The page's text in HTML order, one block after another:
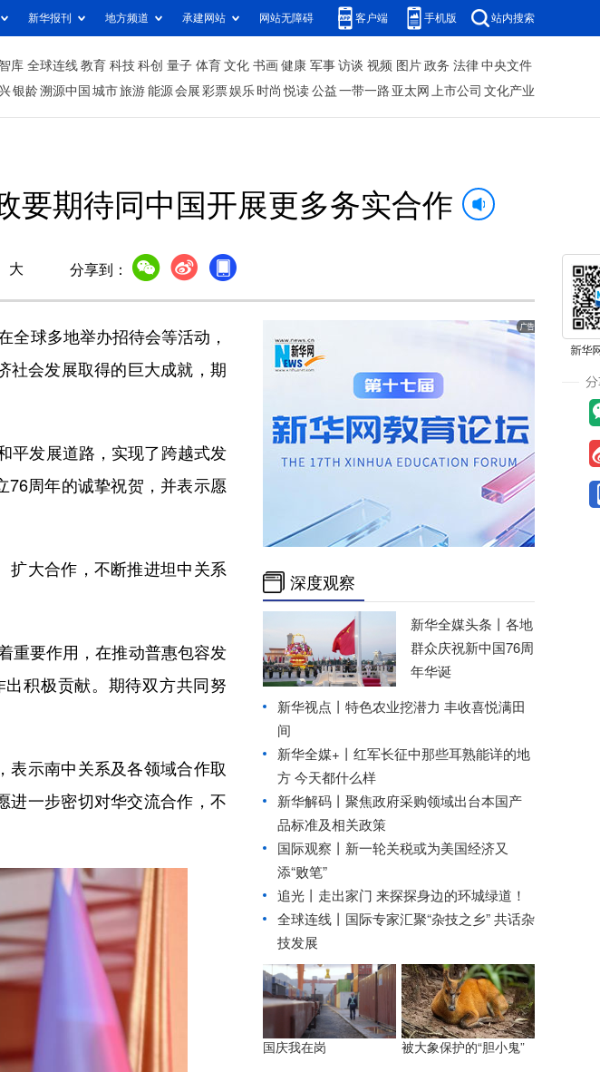
新华报刊 地方频道 承建网站 网站无障碍 客户端 手机版 站内搜索
库 全球连线 教育 科技 科创 量子 体育 文化 书画 健康 军事 访谈 视频 图片 政务 法律 中央文件
银龄溯源中国 城市旅游 能源 会展 彩票娱乐 时尚 悦读 公益 一带一路 亚太网 上市公司 文化产业
要期待同中国开展更多务实合作
大 分享到：
球多地举办招待会等活动，
社会发展取得的巨大成就，期
发展道路，实现了跨越式发
76周年的诚挚祝贺，并表示愿
大合作，不断推进坦中关系
重要作用，在推动普惠包容发
积极贡献。期待双方共同努
示南中关系及各领域合作取
进一步密切对华交流合作，不
深度观察
新华全媒头条丨 各地
群众庆祝新中国76周
年华诞
新华视点丨 特色农业挖潜力 丰收喜悦满田
间
新华全媒+丨 红军长征中那些耳熟能详的地
方 今天都什么样
新华解码丨聚焦政府采购领域出台本国产
品标准及相关政策
国际观察丨 新一轮关税或为美国经济又
添“败笔”
追光丨 走出家门 来探探身边的环城绿道！
全球连线丨 国际专家汇聚“杂技之乡” 共话杂
技发展
国庆我在岗 被大象保护的“胆小鬼”